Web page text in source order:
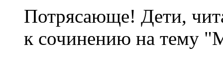
Потрясающе! Дети,
к сочинению на тему